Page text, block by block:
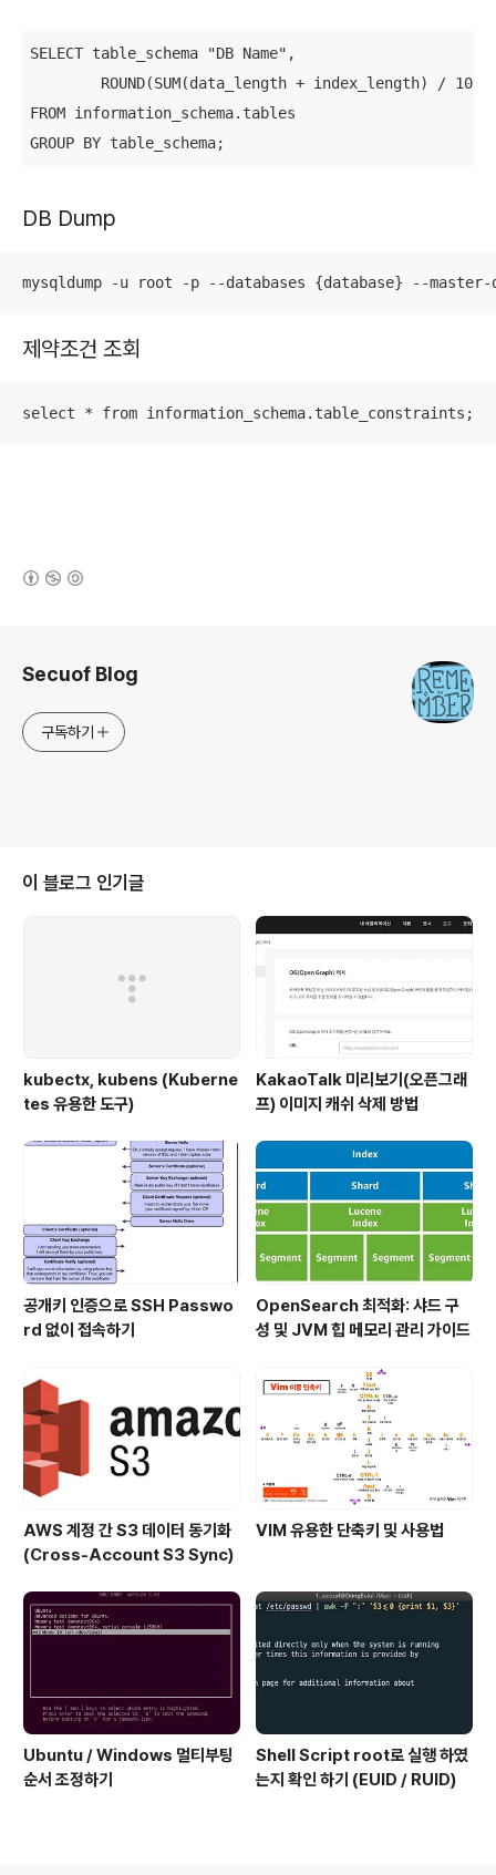
SELECT table_schema "DB Name",
ROUND(SUM(data_length + index_length) /
FROM information_schema.tables
GROUP BY table_schema;
DB Dump
mysqldump -u root -p --databases {database} --
제약조건 조회
select * from information_schema.table_constraints;
Secuof Blog
구독하기
이 블로그 인기글
kubectx, kubens (Kuberne
tes 유용한 도구)
KakaoTalk 미리보기(오픈그래
프) 이미지 캐쉬 삭제 방법
공개키 인증으로 SSH Passwo
rd 없이 접속하기
OpenSearch 최적화: 샤드 구
성 및 JVM 힙 메모리 관리 가이드
AWS 계정 간 S3 데이터 동기화
(Cross-Account S3 Sync)
VIM 유용한 단축키 및 사용법
Ubuntu / Windows 멀티부팅
순서 조정하기
Shell Script root로 실행 하였
는지 확인 하기 (EUID / RUID)